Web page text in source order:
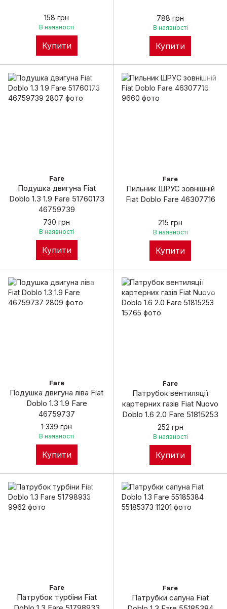
158 грн
В наявності
Купити
788 грн
В наявності
Купити
Fare
Подушка двигуна Fiat
Doblo 1.3 1.9 Fare 51760173
46759739
730 грн
В наявності
Купити
Fare
Пильник ШРУС зовнішній
Fiat Doblo Fare 46307716
215 грн
В наявності
Купити
Fare
Подушка двигуна ліва Fiat
Doblo 1.3 1.9 Fare
46759737
1 339 грн
В наявності
Купити
Fare
Патрубок вентиляції
картерних газів Fiat Nuovo
Doblo 1.6 2.0 Fare 51815253
252 грн
В наявності
Купити
Fare
Патрубок турбіни Fiat
Fare
Патрубки сапуна Fiat